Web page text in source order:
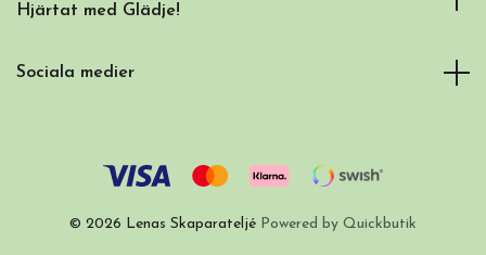
Hjärtat med Glädje!
Sociala medier
© 2026 Lenas Skaparateljé Powered by Quickbutik